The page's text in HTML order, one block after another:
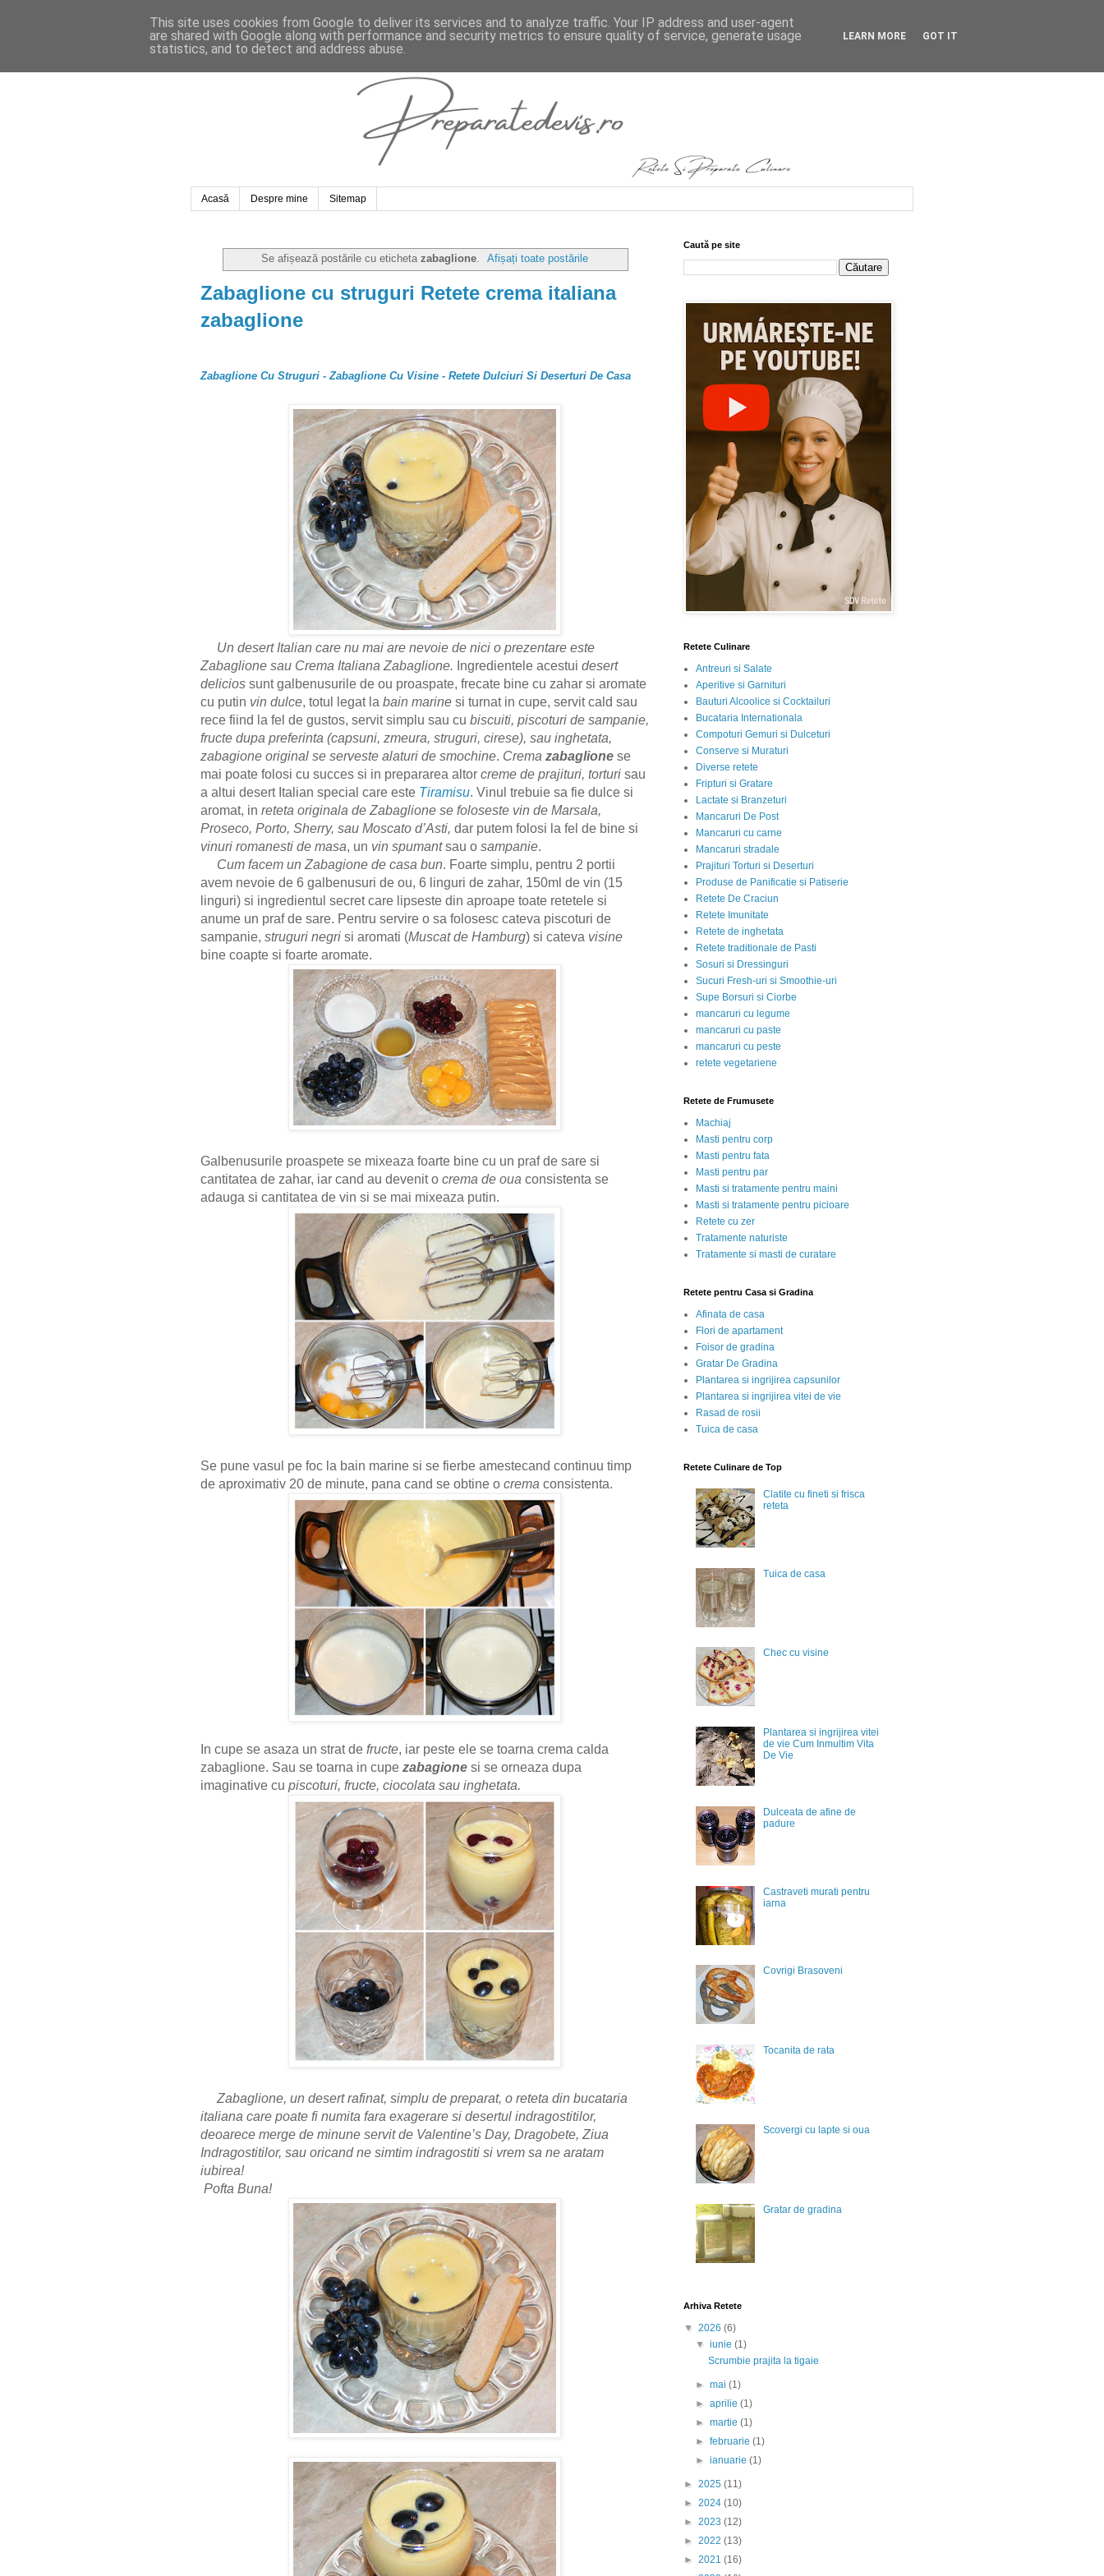
Acasă Despre mine Sitemap
Se afișează postările cu eticheta zabaglione. Afișați toate postările
Zabaglione cu struguri Retete crema italiana
zabaglione
Zabaglione Cu Struguri - Zabaglione Cu Visine - Retete Dulciuri Si Deserturi De Casa
Un desert Italian care nu mai are nevoie de nici o prezentare este
Zabaglione sau Crema Italiana Zabaglione. Ingredientele acestui desert
delicios sunt galbenusurile de ou proaspate, frecate bine cu zahar si aromate
cu putin vin dulce, totul legat la bain marine si turnat in cupe, servit cald sau
rece fiind la fel de gustos, servit simplu sau cu biscuiti, piscoturi de sampanie,
fructe dupa preferinta (capsuni, zmeura, struguri, cirese), sau inghetata,
zabagione original se serveste alaturi de smochine. Crema zabaglione se
mai poate folosi cu succes si in prepararea altor creme de prajituri, torturi sau
a altui desert Italian special care este Tiramisu. Vinul trebuie sa fie dulce si
aromat, in reteta originala de Zabaglione se foloseste vin de Marsala,
Proseco, Porto, Sherry, sau Moscato d’Asti, dar putem folosi la fel de bine si
vinuri romanesti de masa, un vin spumantsau o sampanie.
Cum facem un Zabagione de casa bun. Foarte simplu, pentru 2 portii
avem nevoie de 6 galbenusuri de ou, 6 linguri de zahar, 150ml de vin (15
linguri) si ingredientul secret care lipseste din aproape toate retetele si
anume un praf de sare. Pentru servire o sa folosesc cateva piscoturi de
sampanie, struguri negri si aromati (Muscat de Hamburg) si cateva visine
bine coapte si foarte aromate.
Galbenusurile proaspete se mixeaza foarte bine cu un praf de sare si
cantitatea de zahar, iar cand au devenit o crema de oua consistenta se
adauga si cantitatea de vin si se mai mixeaza putin.
Se pune vasul pe foc la bain marine si se fierbe amestecand continuu timp
de aproximativ 20 de minute, pana cand se obtine o crema consistenta.
In cupe se asaza un strat de fructe, iar peste ele se toarna crema calda
zabaglione. Sau se toarna in cupe zabagione si se orneaza dupa
imaginative cu piscoturi, fructe, ciocolata sau inghetata.
Zabaglione, un desert rafinat, simplu de preparat, o reteta din bucataria
italiana care poate fi numita fara exagerare si desertul indragostitilor,
deoarece merge de minune servit de Valentine’s Day, Dragobete, Ziua
Indragostitilor, sau oricand ne simtim indragostiti si vrem sa ne aratam
iubirea!
Pofta Buna!
Caută pe site
Retete Culinare
Antreuri si Salate
Aperitive si Garnituri
Bauturi Alcoolice si Cocktailuri
Bucataria Internationala
Compoturi Gemuri si Dulceturi
Conserve si Muraturi
Diverse retete
Fripturi si Gratare
Lactate si Branzeturi
Mancaruri De Post
Mancaruri cu carne
Mancaruri stradale
Prajituri Torturi si Deserturi
Produse de Panificatie si Patiserie
Retete De Craciun
Retete Imunitate
Retete de inghetata
Retete traditionale de Pasti
Sosuri si Dressinguri
Sucuri Fresh-uri si Smoothie-uri
Supe Borsuri si Ciorbe
mancaruri cu legume
mancaruri cu paste
mancaruri cu peste
retete vegetariene
Retete de Frumusete
Machiaj
Masti pentru corp
Masti pentru fata
Masti pentru par
Masti si tratamente pentru maini
Masti si tratamente pentru picioare
Retete cu zer
Tratamente naturiste
Tratamente si masti de curatare
Retete pentru Casa si Gradina
Afinata de casa
Flori de apartament
Foisor de gradina
Gratar De Gradina
Plantarea si ingrijirea capsunilor
Plantarea si ingrijirea vitei de vie
Rasad de rosii
Tuica de casa
Retete Culinare de Top
Clatite cu fineti si frisca
reteta
Tuica de casa
Chec cu visine
Plantarea si ingrijirea vitei
de vie Cum Inmultim Vita
De Vie
Dulceata de afine de
padure
Castraveti murati pentru
iarna
Covrigi Brasoveni
Tocanita de rata
Scovergi cu lapte si oua
Gratar de gradina
Arhiva Retete
▼ 2026 (6)
▼iunie(1)
Scrumbie prajita la tigaie
►mai(1)
►aprilie(1)
►martie(1)
►februarie(1)
►ianuarie(1)
► 2025 (11)
► 2024 (10)
► 2023 (12)
► 2022 (13)
► 2021 (16)
This site uses cookies from Google to deliver its services and to analyze traffic. Your IP address and user-agent
are shared with Google along with performance and security metrics to ensure quality of service, generate usage
statistics, and to detect and address abuse.
LEARN MORE GOT IT